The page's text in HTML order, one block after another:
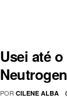
Usei até
POR CILENE ALBA